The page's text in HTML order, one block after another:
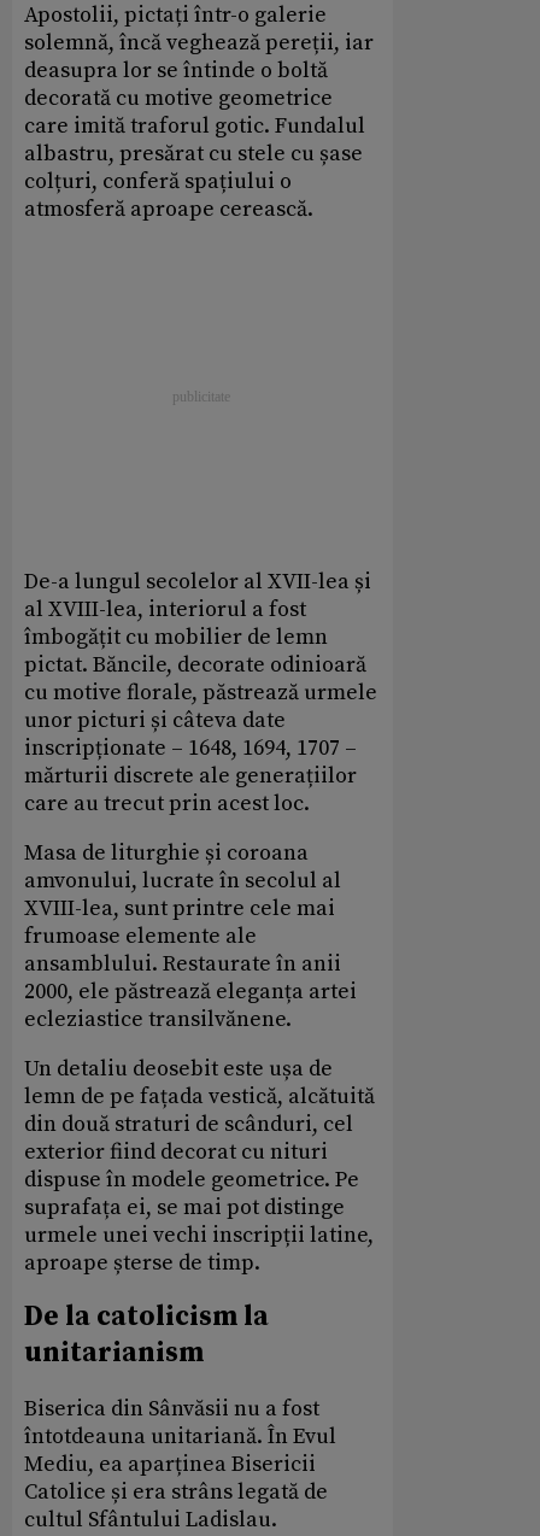
Apostolii, pictați într-o galerie
solemnă, încă veghează pereții, iar
deasupra lor se întinde o boltă
decorată cu motive geometrice
care imită traforul gotic. Fundalul
albastru, presărat cu stele cu șase
colțuri, conferă spațiului o
atmosferă aproape cerească.
De-a lungul secolelor al XVII-lea și
al XVIII-lea, interiorul a fost
îmbogățit cu mobilier de lemn
pictat. Băncile, decorate odinioară
cu motive florale, păstrează urmele
unor picturi și câteva date
inscripționate – 1648, 1694, 1707 –
mărturii discrete ale generațiilor
care au trecut prin acest loc.
Masa de liturghie și coroana
amvonului, lucrate în secolul al
XVIII-lea, sunt printre cele mai
frumoase elemente ale
ansamblului. Restaurate în anii
2000, ele păstrează eleganța artei
ecleziastice transilvănene.
Un detaliu deosebit este ușa de
lemn de pe fațada vestică, alcătuită
din două straturi de scânduri, cel
exterior fiind decorat cu nituri
dispuse în modele geometrice. Pe
suprafața ei, se mai pot distinge
urmele unei vechi inscripții latine,
aproape șterse de timp.
De la catolicism la
unitarianism
Biserica din Sânvăsii nu a fost
întotdeauna unitariană. În Evul
Mediu, ea aparținea Bisericii
Catolice și era strâns legată de
cultul Sfântului Ladislau.